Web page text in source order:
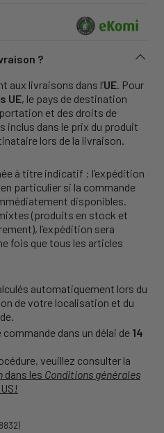
?
aux livraisons dans l’UE. Pour
UE, le pays de destination
et des droits de
inclus dans le prix du produit
lors de la livraison.
à titre indicatif : l’expédition
particulier si la commande
disponibles.
(produits en stock et
l’expédition sera
fois que tous les articles
automatiquement lors du
de votre localisation et du
dans un délai de 14
veuillez consulter la
dans les Conditions générales